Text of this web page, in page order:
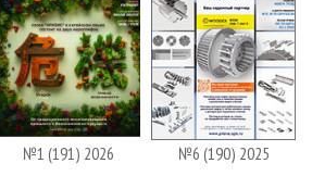
№1 (191) 2026 №6 (190) 2025